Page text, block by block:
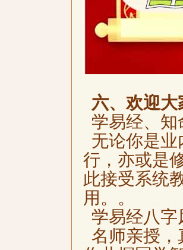
六、欢迎
学易经、
无论你是
行，亦或是
此接受系统
用。。
学易经八
名师亲授